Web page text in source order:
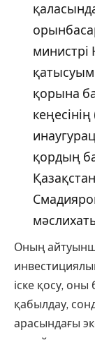
министрі
қорына
қордың
Оның айтуынша,
іске қосу, оны
қабылдау,
арасындағы